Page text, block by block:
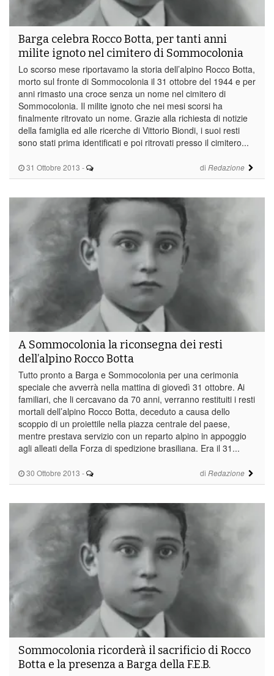
31 Ottobre 2013 - di Redazione
Barga celebra Rocco Botta, per tanti anni
milite ignoto nel cimitero di Sommocolonia
Lo scorso mese riportavamo la storia dell’alpino Rocco Botta,
morto sul fronte di Sommocolonia il 31 ottobre del 1944 e per
anni rimasto una croce senza un nome nel cimitero di
Sommocolonia. Il milite ignoto che nei mesi scorsi ha
finalmente ritrovato un nome. Grazie alla richiesta di notizie
della famiglia ed alle ricerche di Vittorio Biondi, i suoi resti
sono stati prima identificati e poi ritrovati presso il cimitero...
30 Ottobre 2013 - di Redazione
A Sommocolonia la riconsegna dei resti
dell’alpino Rocco Botta
Tutto pronto a Barga e Sommocolonia per una cerimonia
speciale che avverrà nella mattina di giovedì 31 ottobre. Ai
familiari, che li cercavano da 70 anni, verranno restituiti i resti
mortali dell’alpino Rocco Botta, deceduto a causa dello
scoppio di un proiettile nella piazza centrale del paese,
mentre prestava servizio con un reparto alpino in appoggio
agli alleati della Forza di spedizione brasiliana. Era il 31...
Sommocolonia ricorderà il sacrificio di Rocco
Botta e la presenza a Barga della F.E.B.